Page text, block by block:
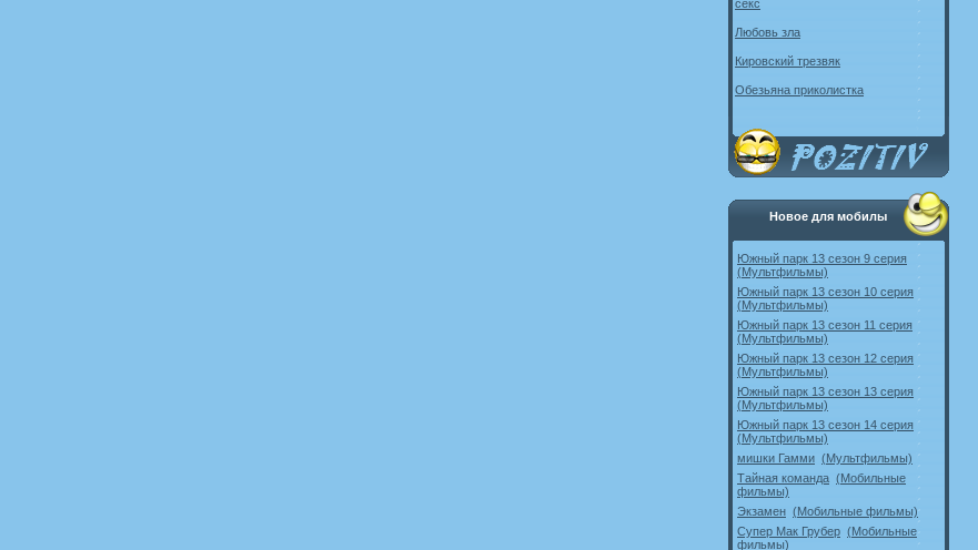
секс
Любовь зла
Кировский трезвяк
Обезьяна приколистка
Новое для мобилы
Южный парк 13 сезон 9 серия
(Мультфильмы)
Южный парк 13 сезон 10 серия
(Мультфильмы)
Южный парк 13 сезон 11 серия
(Мультфильмы)
Южный парк 13 сезон 12 серия
(Мультфильмы)
Южный парк 13 сезон 13 серия
(Мультфильмы)
Южный парк 13 сезон 14 серия
(Мультфильмы)
мишки Гамми (Мультфильмы)
Тайная команда (Мобильные
фильмы)
Экзамен (Мобильные фильмы)
Супер Мак Грубер (Мобильные
фильмы)